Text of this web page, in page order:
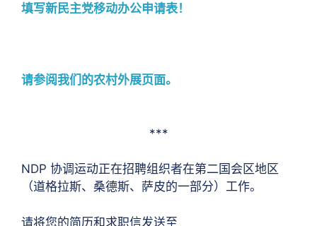
填写新民主党移动办公申请表！
请参阅我们的农村外展页面。
***
NDP 协调运动正在招聘组织者在第二国会区地区
（道格拉斯、桑德斯、萨皮的一部分）工作。
请将您的简历和求职信发送至